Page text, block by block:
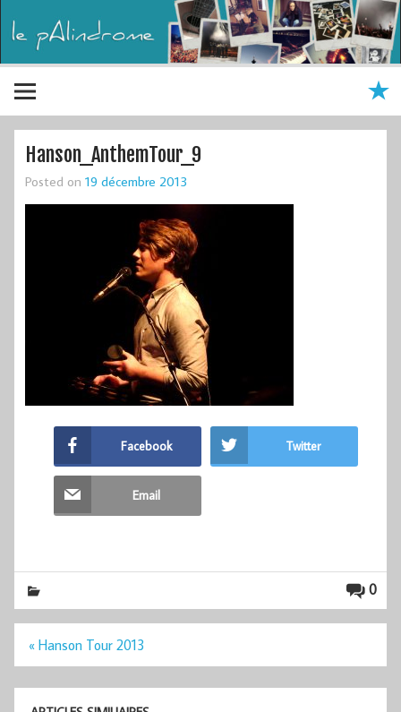
Hanson_AnthemTour_9
Posted on 19 décembre 2013
Facebook Twitter
Email
0
Navigation
« Hanson Tour 2013